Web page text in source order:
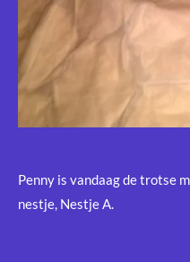
Penny is vandaag de trotse
nestje, Nestje A.